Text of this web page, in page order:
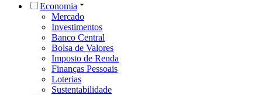
Economia
Mercado
Investimentos
Banco Central
Bolsa de Valores
Imposto de Renda
Finanças Pessoais
Loterias
Sustentabilidade